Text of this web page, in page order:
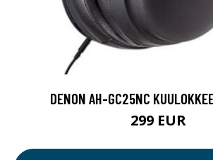
DENON AH-GC25NC
299 EUR